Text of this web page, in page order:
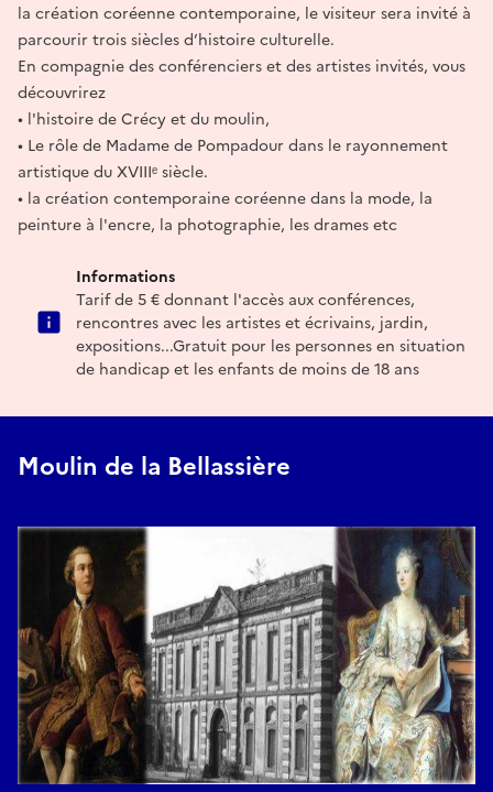
la création coréenne contemporaine, le visiteur sera invité à
parcourir trois siècles d’histoire culturelle.
En compagnie des conférenciers et des artistes invités, vous
découvrirez
• l'histoire de Crécy et du moulin,
• Le rôle de Madame de Pompadour dans le rayonnement
artistique du XVIIIᵉ siècle.
• la création contemporaine coréenne dans la mode, la
peinture à l'encre, la photographie, les drames etc
Informations
Tarif de 5 € donnant l'accès aux conférences,
rencontres avec les artistes et écrivains, jardin,
expositions...Gratuit pour les personnes en situation
de handicap et les enfants de moins de 18 ans
Moulin de la Bellassière